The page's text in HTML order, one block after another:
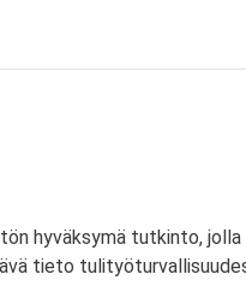
hyväksymä tutkinto, jolla
tieto